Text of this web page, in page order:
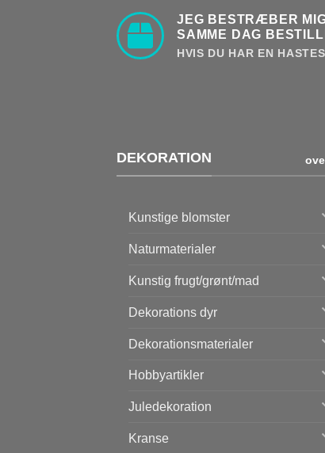
JEG BESTRÆBER
SAMME DAG
HVIS DU HAR EN
DEKORATION
Kunstige blomster
Naturmaterialer
Kunstig frugt/grønt/mad
Dekorations dyr
Dekorationsmaterialer
Hobbyartikler
Juledekoration
Kranse